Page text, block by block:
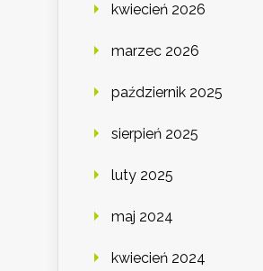
kwiecień 2026
marzec 2026
październik 2025
sierpień 2025
luty 2025
maj 2024
kwiecień 2024